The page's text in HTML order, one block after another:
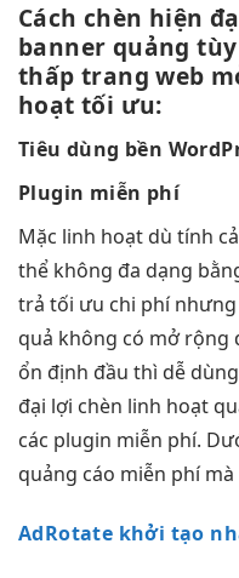
Cách chèn hiện
banner quảng
thấp trang web
hoạt tối ưu:
Tiêu dùng bền
Plugin miễn phí
Mặc linh hoạt dù tính
thể không đa dạng
trả tối ưu chi phí nhưng
quả không có mở rộng
ổn định đầu thì dễ dùng
đại lợi chèn linh hoạt
các plugin miễn phí.
quảng cáo miễn phí
AdRotate khởi tạo